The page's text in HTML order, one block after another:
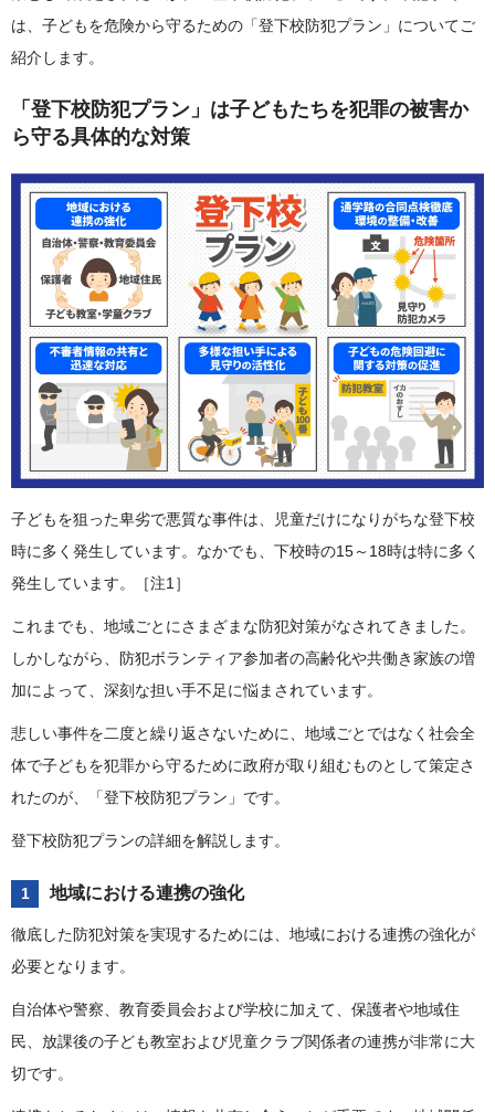
は、子どもを危険から守るための「登下校防犯プラン」についてご
紹介します。
「登下校防犯プラン」は子どもたちを犯罪の被害か
ら守る具体的な対策
子どもを狙った卑劣で悪質な事件は、児童だけになりがちな登下校
時に多く発生しています。なかでも、下校時の15～18時は特に多く
発生しています。［注1］
これまでも、地域ごとにさまざまな防犯対策がなされてきました。
しかしながら、防犯ボランティア参加者の高齢化や共働き家族の増
加によって、深刻な担い手不足に悩まされています。
悲しい事件を二度と繰り返さないために、地域ごとではなく社会全
体で子どもを犯罪から守るために政府が取り組むものとして策定さ
れたのが、「登下校防犯プラン」です。
登下校防犯プランの詳細を解説します。
1 地域における連携の強化
徹底した防犯対策を実現するためには、地域における連携の強化が
必要となります。
自治体や警察、教育委員会および学校に加えて、保護者や地域住
民、放課後の子ども教室および児童クラブ関係者の連携が非常に大
切です。